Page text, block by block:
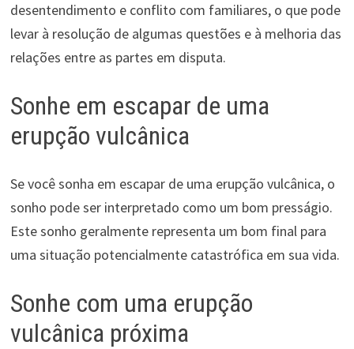
desentendimento e conflito com familiares, o que pode
levar à resolução de algumas questões e à melhoria das
relações entre as partes em disputa.
Sonhe em escapar de uma
erupção vulcânica
Se você sonha em escapar de uma erupção vulcânica, o
sonho pode ser interpretado como um bom presságio.
Este sonho geralmente representa um bom final para
uma situação potencialmente catastrófica em sua vida.
Sonhe com uma erupção
vulcânica próxima